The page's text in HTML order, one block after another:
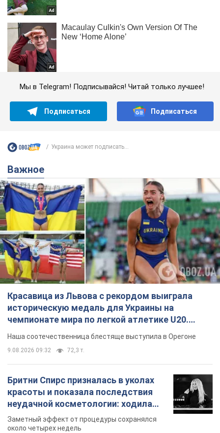
Мы в Telegram! Подписывайся! Читай только лучшее!
Подписаться Подписаться
Украина может подписать...
Важное
Красавица из Львова с рекордом выиграла
историческую медаль для Украины на
чемпионате мира по легкой атлетике U20.
Видео
Наша соотечественница блестяще выступила в Орегоне
9.08.2026 09:32 72,3 т.
Бритни Спирс призналась в уколах
красоты и показала последствия
неудачной косметологии: ходила
так почти месяц
Заметный эффект от процедуры сохранялся
около четырех недель